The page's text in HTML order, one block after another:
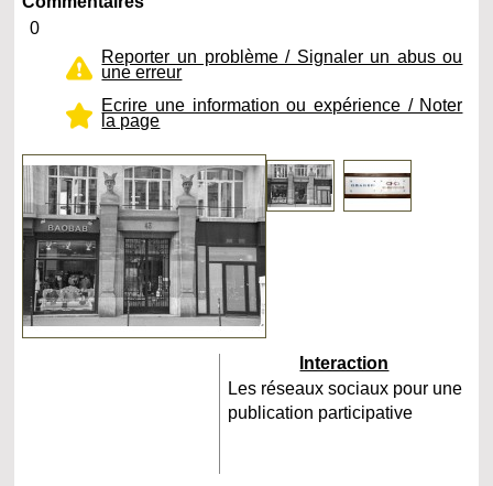
0
Reporter un problème / Signaler un abus ou
une erreur
Ecrire une information ou expérience / Noter
la page
Interaction
Les réseaux sociaux pour une
publication participative